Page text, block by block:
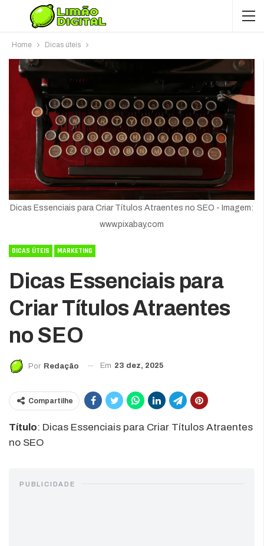
Home Dicas úteis
Dicas Essenciais para Criar Títulos Atraentes no SEO - Imagem:
www.pixabay.com
DICAS ÚTEIS MARKETING
Dicas Essenciais para
Criar Títulos Atraentes
no SEO
Por Redação Em 23 dez, 2025
Compartilhe
Título: Dicas Essenciais para Criar Títulos Atraentes
no SEO
PUBLICIDADE